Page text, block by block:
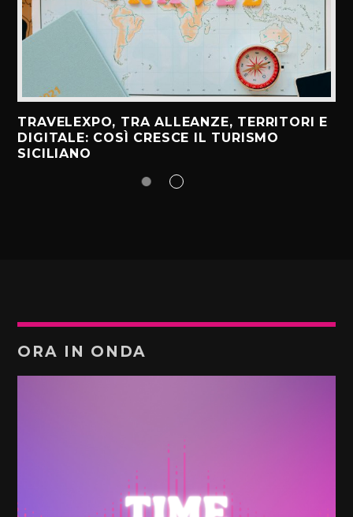
TRAVELEXPO, TRA ALLEANZE, TERRITORI E
DIGITALE: COSÌ CRESCE IL TURISMO
SICILIANO
ORA IN ONDA